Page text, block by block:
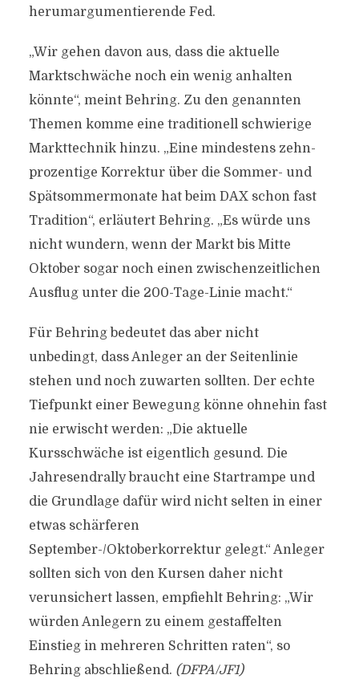
herumargumentierende Fed.
„Wir gehen davon aus, dass die aktuelle
Marktschwäche noch ein wenig anhalten
könnte“, meint Behring. Zu den genannten
Themen komme eine traditionell schwierige
Markttechnik hinzu. „Eine mindestens zehn-
prozentige Korrektur über die Sommer- und
Spätsommermonate hat beim DAX schon fast
Tradition“, erläutert Behring. „Es würde uns
nicht wundern, wenn der Markt bis Mitte
Oktober sogar noch einen zwischenzeitlichen
Ausflug unter die 200-Tage-Linie macht.“
Für Behring bedeutet das aber nicht
unbedingt, dass Anleger an der Seitenlinie
stehen und noch zuwarten sollten. Der echte
Tiefpunkt einer Bewegung könne ohnehin fast
nie erwischt werden: „Die aktuelle
Kursschwäche ist eigentlich gesund. Die
Jahresendrally braucht eine Startrampe und
die Grundlage dafür wird nicht selten in einer
etwas schärferen
September-/Oktoberkorrektur gelegt.“ Anleger
sollten sich von den Kursen daher nicht
verunsichert lassen, empfiehlt Behring: „Wir
würden Anlegern zu einem gestaffelten
Einstieg in mehreren Schritten raten“, so
Behring abschließend. (DFPA/JF1)